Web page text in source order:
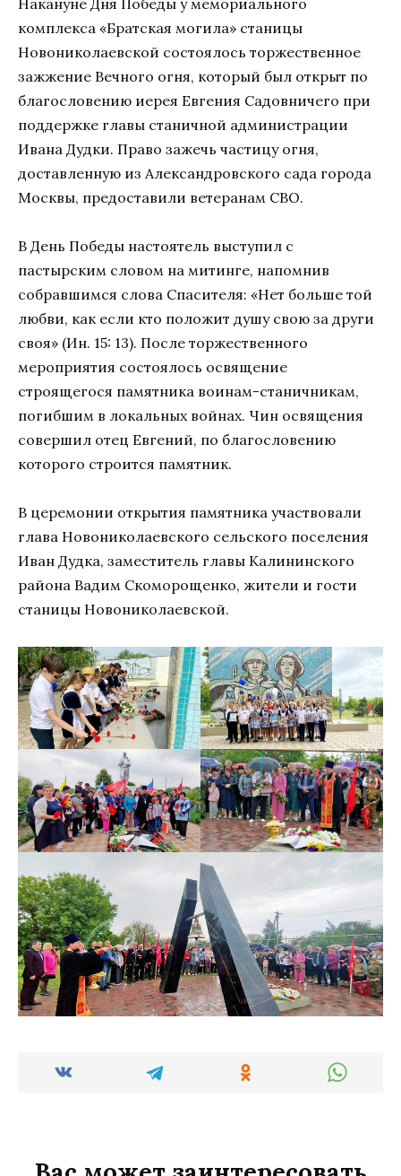
комплекса «Братская могила» станицы
Новониколаевской состоялось торжественное
зажжение Вечного огня, который был открыт по
благословению иерея Евгения Садовничего при
поддержке главы станичной администрации
Ивана Дудки. Право зажечь частицу огня,
доставленную из Александровского сада города
Москвы, предоставили ветеранам СВО.
В День Победы настоятель выступил с
пастырским словом на митинге, напомнив
собравшимся слова Спасителя: «Нет больше той
любви, как если кто положит душу свою за други
своя» (Ин. 15: 13). После торжественного
мероприятия состоялось освящение
строящегося памятника воинам-станичникам,
погибшим в локальных войнах. Чин освящения
совершил отец Евгений, по благословению
которого строится памятник.
В церемонии открытия памятника участвовали
глава Новониколаевского сельского поселения
Иван Дудка, заместитель главы Калининского
района Вадим Скоморощенко, жители и гости
станицы Новониколаевской.